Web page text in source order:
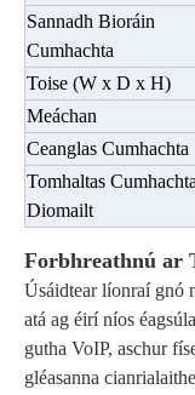
Sannadh Bioráin
Cumhachta
Toise (W x D x H)
Meáchan
Ceanglas Cumhachta
Tomhaltas
Diomailt
Forbhreathnú ar
Úsáidtear líonraí gnó
atá ag éirí níos
gutha VoIP, aschur
gléasanna